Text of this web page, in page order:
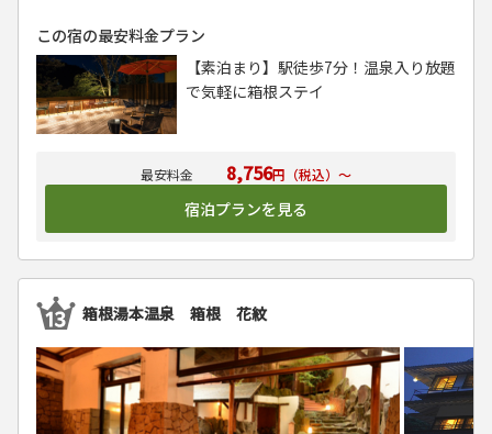
8,756円（税込）～
宿泊プランを見る
この宿の最安料金プラン
【素泊まり】駅徒歩7分！温泉入り放題
で気軽に箱根ステイ
箱根湯本温泉 箱根 花紋